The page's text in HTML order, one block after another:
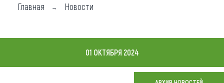
Где остановиться
Главная Новости
01 ОКТЯБРЯ 2024